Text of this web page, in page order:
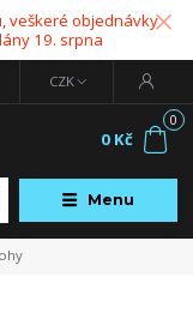
veškeré objednávky
19. srpna
Menu
CZK
0
0 Kč